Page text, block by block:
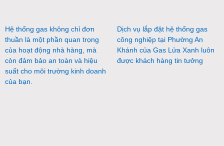
Hệ thống gas không chỉ đơn
thuần là một phần quan trọng
của hoạt động nhà hàng, mà
còn đảm bảo an toàn và hiệu
suất cho môi trường kinh doanh
của bạn.
Dịch vụ lắp đặt hệ thống gas
công nghiệp tại Phường An
Khánh của Gas Lửa Xanh luôn
được khách hàng tin tưởng